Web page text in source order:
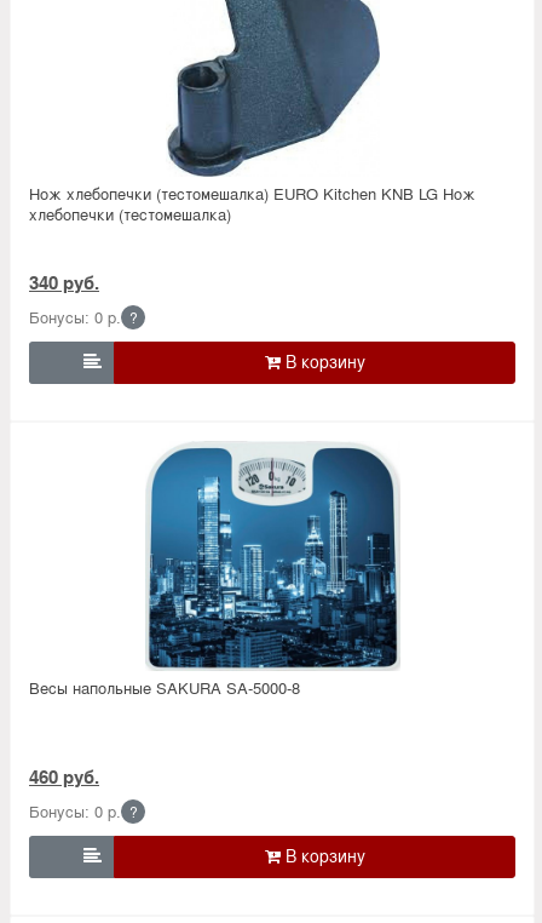
Нож хлебопечки (тестомешалка) EURO Kitchen KNB LG Нож
хлебопечки (тестомешалка)
340 руб.
Бонусы: 0 р. ?

Весы напольные SAKURA SA-5000-8
460 руб.
Бонусы: 0 р. ?
